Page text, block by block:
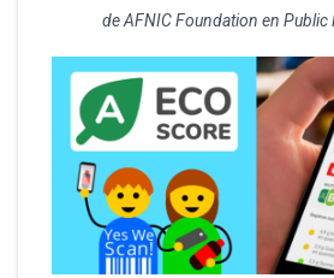
de AFNIC Foundation en Public